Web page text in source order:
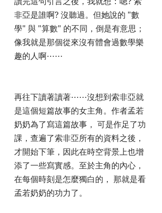
非亞是誰啊? 沒聽過。但她說的 "數
學" 與 "算數" 的不同，倒是有意思；
像我就是那個從來沒有體會過數學樂
趣的人啊⋯⋯
再往下讀著讀著⋯⋯沒想到索非亞就
是這個短篇故事的女主角。作者孟若
奶奶為了寫這篇故事， 可是作足了功
課，查遍了索非亞所有的資料之後，
才開始下筆，因此在時空背景上也增
添了一些寫實感。至於主角的內心，
在每個時刻是怎麼獨白的， 那就是看
孟若奶奶的功力了。